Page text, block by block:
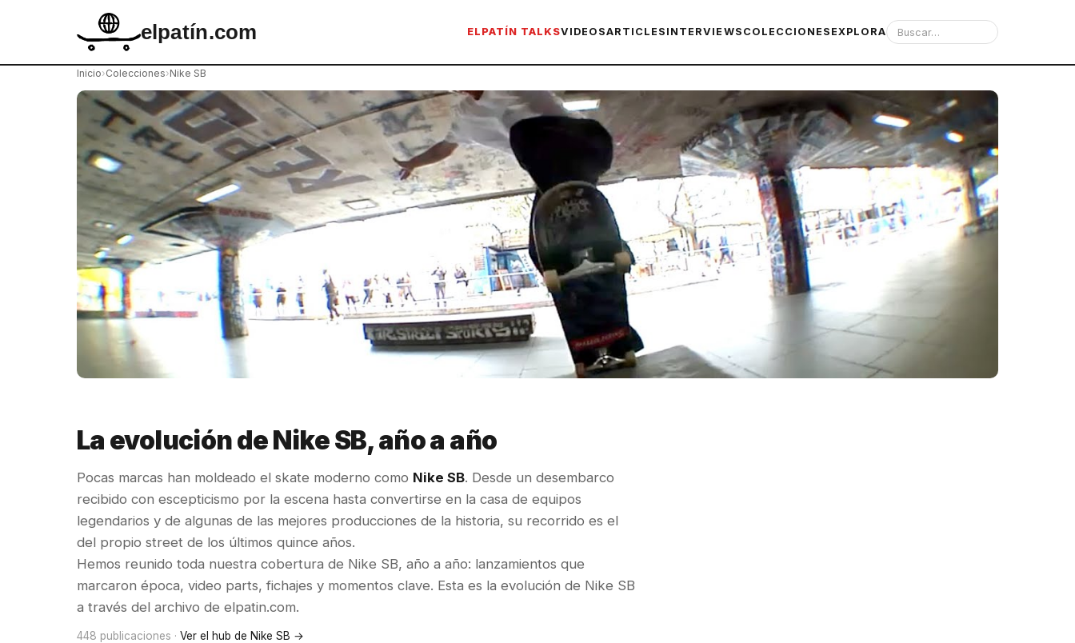
elpatín.com ELPATÍN TALKSVIDEOSARTICLES INTERVIEWS COLECCIONES EXPLORA
Inicio›Colecciones›Nike SB
La evolución de Nike SB, año a año
Pocas marcas han moldeado el skate moderno como Nike SB. Desde un desembarco
recibido con escepticismo por la escena hasta convertirse en la casa de equipos
legendarios y de algunas de las mejores producciones de la historia, su recorrido es el
del propio street de los últimos quince años.
Hemos reunido toda nuestra cobertura de Nike SB, año a año: lanzamientos que
marcaron época, video parts, fichajes y momentos clave. Esta es la evolución de Nike SB
a través del archivo de elpatin.com.
448 publicaciones · Ver el hub de Nike SB →